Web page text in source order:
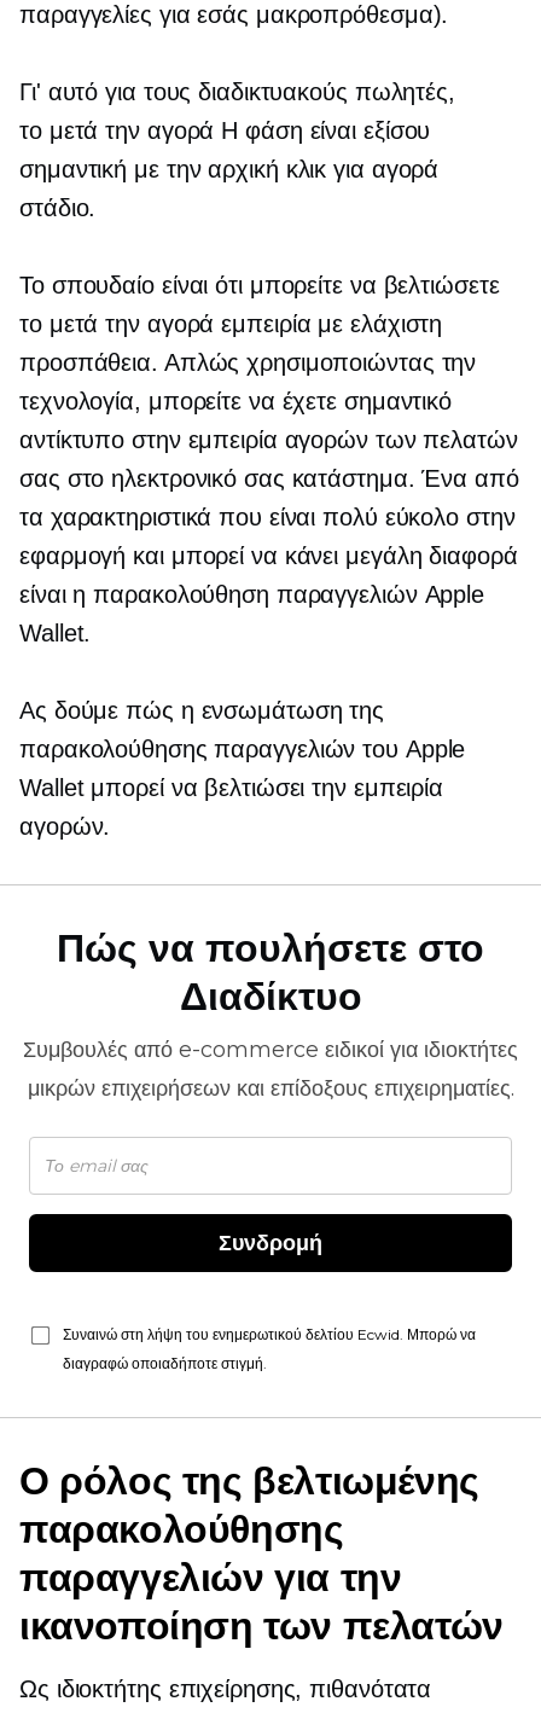
παραγγελίες για εσάς μακροπρόθεσμα).
Γι' αυτό για τους διαδικτυακούς πωλητές,
το μετά την αγορά Η φάση είναι εξίσου
σημαντική με την αρχική κλικ για αγορά
στάδιο.
Το σπουδαίο είναι ότι μπορείτε να βελτιώσετε
το μετά την αγορά εμπειρία με ελάχιστη
προσπάθεια. Απλώς χρησιμοποιώντας την
τεχνολογία, μπορείτε να έχετε σημαντικό
αντίκτυπο στην εμπειρία αγορών των πελατών
σας στο ηλεκτρονικό σας κατάστημα. Ένα από
τα χαρακτηριστικά που είναι πολύ εύκολο στην
εφαρμογή και μπορεί να κάνει μεγάλη διαφορά
είναι η παρακολούθηση παραγγελιών Apple
Wallet.
Ας δούμε πώς η ενσωμάτωση της
παρακολούθησης παραγγελιών του Apple
Wallet μπορεί να βελτιώσει την εμπειρία
αγορών.
Πώς να πουλήσετε στο
Διαδίκτυο
Συμβουλές από e-commerce ειδικοί για ιδιοκτήτες
μικρών επιχειρήσεων και επίδοξους επιχειρηματίες.
Συνδρομή
Συναινώ στη λήψη του ενημερωτικού δελτίου Ecwid. Μπορώ να
διαγραφώ οποιαδήποτε στιγμή.
Ο ρόλος της βελτιωμένης
παρακολούθησης
παραγγελιών για την
ικανοποίηση των πελατών
Ως ιδιοκτήτης επιχείρησης, πιθανότατα